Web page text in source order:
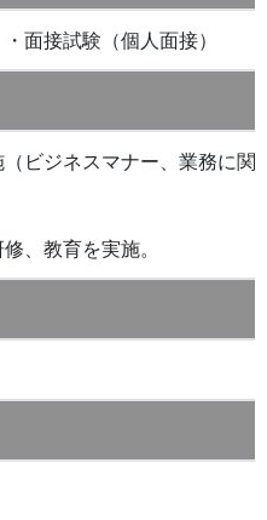
面接試験（個人面接）
ビジネスマナー、業務に関
、教育を実施。